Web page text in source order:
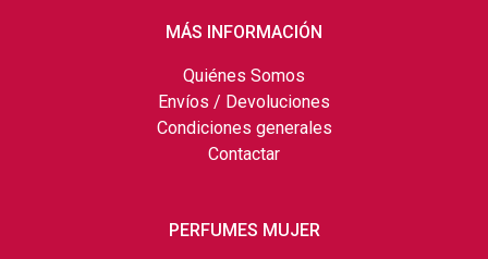
MÁS INFORMACIÓN
Quiénes Somos
Envíos / Devoluciones
Condiciones generales
Contactar
PERFUMES MUJER